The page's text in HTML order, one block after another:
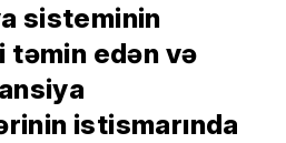
sisteminin
edən və
istismarında